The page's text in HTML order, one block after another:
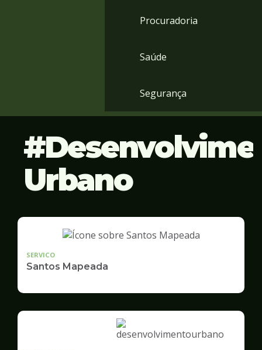
Procuradoria
Saúde
Segurança
Urbano
SERVICO
Santos Mapeada
Ilustração